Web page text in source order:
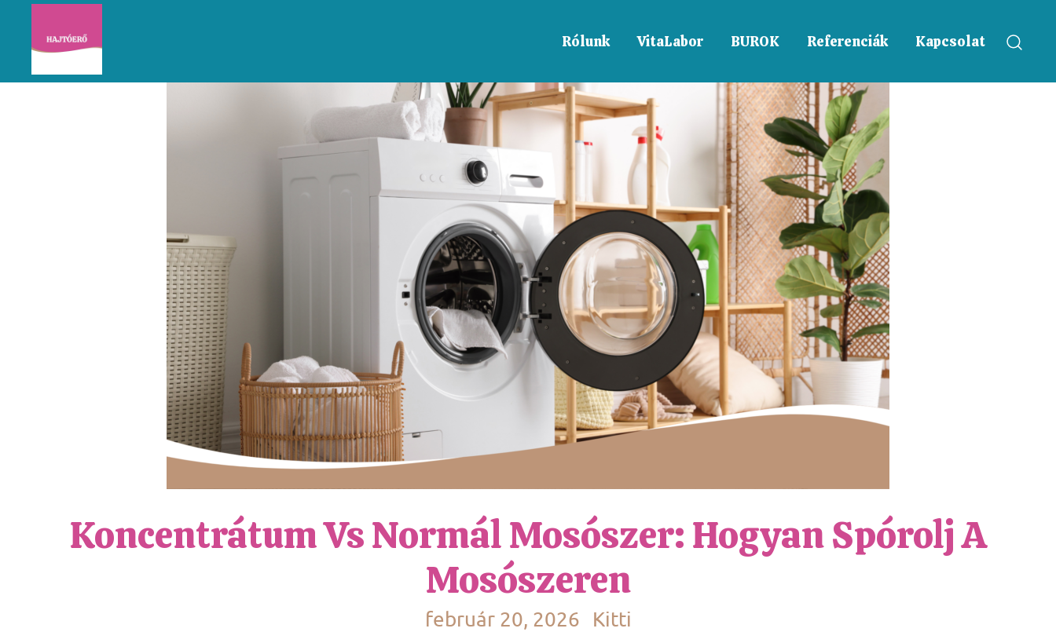
Rólunk VitaLabor BUROK Referenciák Kapcsolat
Koncentrátum Vs Normál Mosószer: Hogyan Spórolj A
Mosószeren
február 20, 2026 Kitti